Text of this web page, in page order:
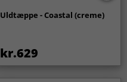
Uldtæppe - Coastal (creme)
kr.629